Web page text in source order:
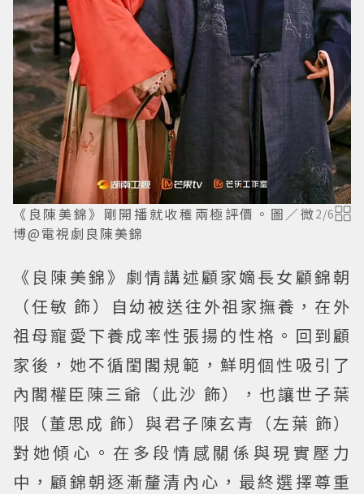
《良陳美錦》剛開播就收穫兩極評價。圖／微
博@電視劇良陳美錦
2/6
《良陳美錦》劇情講述顧家嫡長女顧錦朝
（任敏 飾）自幼被送往外祖家撫養，在外
祖母寵愛下養成率性張揚的性格。回到顧
家後，她不循閨閣規範，鮮明個性吸引了
內閣權臣陳三爺（此沙 飾），也讓世子葉
限（董思成 飾）與君子陳玄青（左葉 飾）
對她傾心。在多段情感關係與現實壓力
中，顧錦朝逐漸釐清內心，最終選擇尊重